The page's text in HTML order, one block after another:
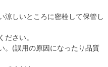
涼しいところに密栓して保管し
さい。
。(誤用の原因になったり品質